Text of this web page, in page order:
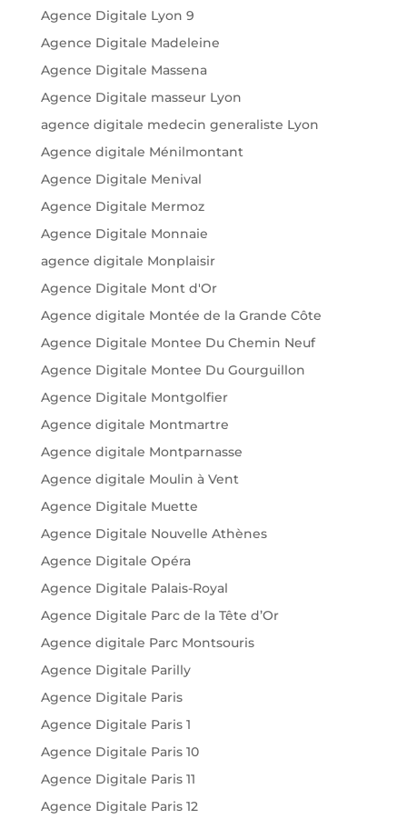
Agence Digitale Lyon 9
Agence Digitale Madeleine
Agence Digitale Massena
Agence Digitale masseur Lyon
agence digitale medecin generaliste Lyon
Agence digitale Ménilmontant
Agence Digitale Menival
Agence Digitale Mermoz
Agence Digitale Monnaie
agence digitale Monplaisir
Agence Digitale Mont d'Or
Agence digitale Montée de la Grande Côte
Agence Digitale Montee Du Chemin Neuf
Agence Digitale Montee Du Gourguillon
Agence Digitale Montgolfier
Agence digitale Montmartre
Agence digitale Montparnasse
Agence digitale Moulin à Vent
Agence Digitale Muette
Agence Digitale Nouvelle Athènes
Agence Digitale Opéra
Agence Digitale Palais-Royal
Agence Digitale Parc de la Tête d’Or
Agence digitale Parc Montsouris
Agence Digitale Parilly
Agence Digitale Paris
Agence Digitale Paris 1
Agence Digitale Paris 10
Agence Digitale Paris 11
Agence Digitale Paris 12